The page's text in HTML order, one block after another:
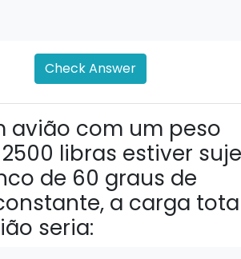
Check Answer
avião com um peso
libras estiver
de 60 graus de
a carga
seria: